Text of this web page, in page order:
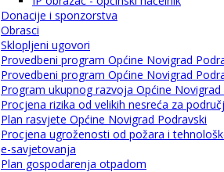
Donacije i sponzorstva
Obrasci
Sklopljeni ugovori
Provedbeni program Općine Novigrad
Provedbeni program Općine Novigrad
Program ukupnog razvoja Općine
Procjena rizika od velikih nesreća za
Plan rasvjete Općine Novigrad Podravski
Procjena ugroženosti od požara i
e-savjetovanja
Plan gospodarenja otpadom